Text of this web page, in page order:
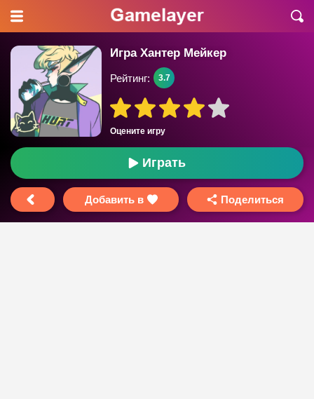
Игра Хантер Мейкер
Оцените игру
Рейтинг: 3.7
Играть
Добавить в Поделиться